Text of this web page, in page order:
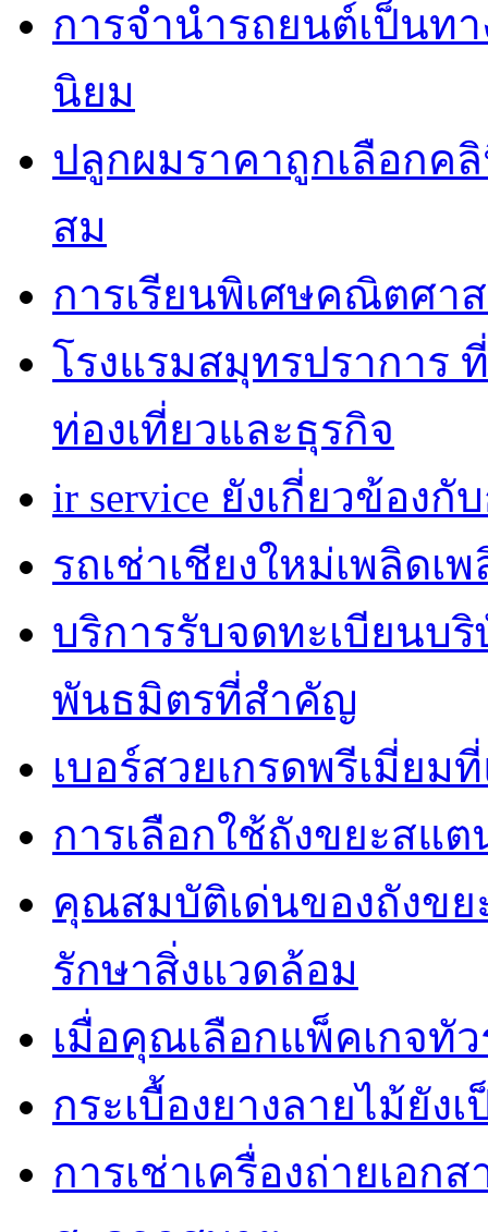
การจำนำรถยนต์เป็นท
นิยม
ปลูกผมราคาถูกเลือกค
สม
การเรียนพิเศษคณิตศ
โรงแรมสมุทรปราการ
ท่องเที่ยวและธุรกิจ
ir service ยังเกี่ยวข้อง
รถเช่าเชียงใหม่เพลิดเ
บริการรับจดทะเบียนบ
พันธมิตรที่สำคัญ
เบอร์สวยเกรดพรีเมี่ยม
การเลือกใช้ถังขยะสแต
คุณสมบัติเด่นของถังขย
รักษาสิ่งแวดล้อม
เมื่อคุณเลือกแพ็คเกจทัว
กระเบื้องยางลายไม้ยัง
การเช่าเครื่องถ่ายเอก